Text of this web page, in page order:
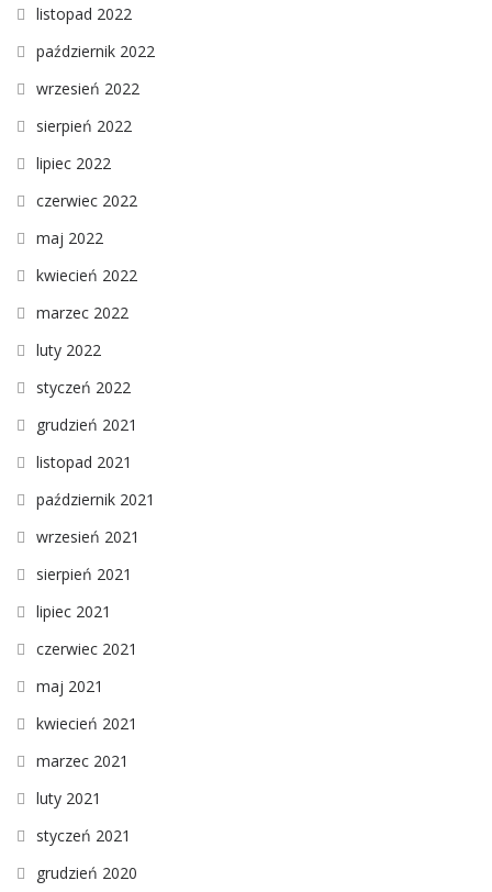
listopad 2022
październik 2022
wrzesień 2022
sierpień 2022
lipiec 2022
czerwiec 2022
maj 2022
kwiecień 2022
marzec 2022
luty 2022
styczeń 2022
grudzień 2021
listopad 2021
październik 2021
wrzesień 2021
sierpień 2021
lipiec 2021
czerwiec 2021
maj 2021
kwiecień 2021
marzec 2021
luty 2021
styczeń 2021
grudzień 2020